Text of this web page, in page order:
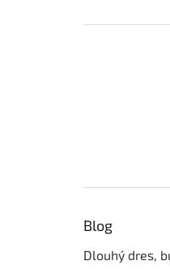
Blog
Dlouhý dres,